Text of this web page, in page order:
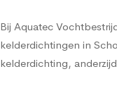
Bij Aquatec
kelderdichtingen in
kelderdichting,